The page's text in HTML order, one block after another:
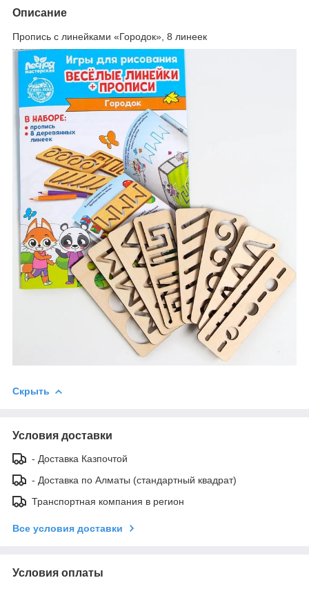
Описание
Пропись с линейками «Городок», 8 линеек
Скрыть
Условия доставки
- Доставка Казпочтой
- Доставка по Алматы (стандартный квадрат)
Транспортная компания в регион
Все условия доставки
Условия оплаты